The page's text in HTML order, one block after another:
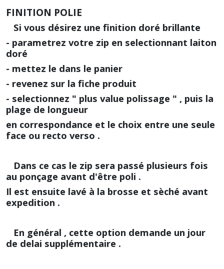
FINITION POLIE
Si vous désirez une finition doré brillante
- parametrez votre zip en selectionnant laiton
doré
- mettez le dans le panier
- revenez sur la fiche produit
- selectionnez " plus value polissage " , puis la
plage de longueur
en correspondance et le choix entre une seule
face ou recto verso .
Dans ce cas le zip sera passé plusieurs fois
au ponçage avant d'être poli .
Il est ensuite lavé à la brosse et sèché avant
expedition .
En général , cette option demande un jour
de delai supplémentaire .